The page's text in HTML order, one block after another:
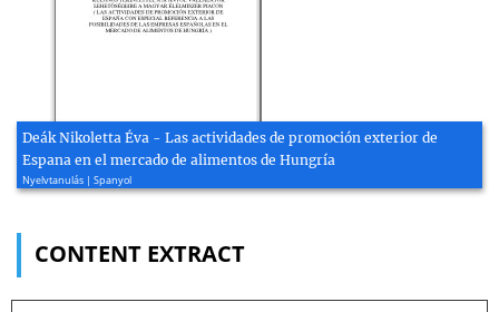
Deák Nikoletta Éva - Las actividades de promoción exterior de
Espana en el mercado de alimentos de Hungría
Nyelvtanulás | Spanyol
CONTENT EXTRACT